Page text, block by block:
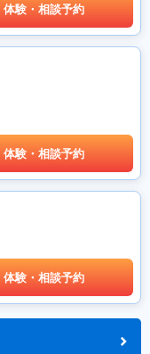
体験・相談予約
体験・相談予約
体験・相談予約